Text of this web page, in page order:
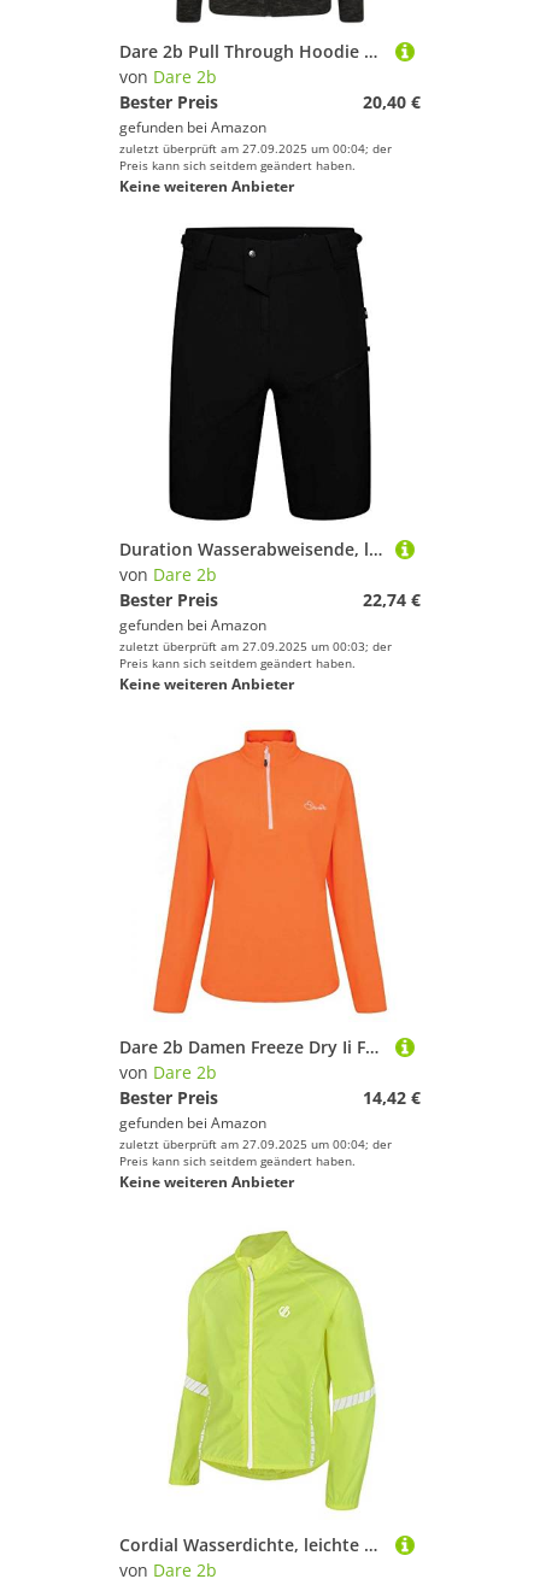
Dare 2b Pull Through Hoodie aus gemischter Baumwolle und durchgehendem Reißverschluss
von Dare 2b
Bester Preis
20,40 €
gefunden bei Amazon
zuletzt überprüft am 27.09.2025 um 00:04; der
Preis kann sich seitdem geändert haben.
Keine weiteren Anbieter
Duration Wasserabweisende, leichte und schnelltrocknende Shorts
von Dare 2b
Bester Preis
22,74 €
gefunden bei Amazon
zuletzt überprüft am 27.09.2025 um 00:03; der
Preis kann sich seitdem geändert haben.
Keine weiteren Anbieter
Dare 2b Damen Freeze Dry Ii FLC Fleece, Vibrant Orange, FR : XS (Taille Fabricant : 8)
von Dare 2b
Bester Preis
14,42 €
gefunden bei Amazon
zuletzt überprüft am 27.09.2025 um 00:04; der
Preis kann sich seitdem geändert haben.
Keine weiteren Anbieter
Cordial Wasserdichte, leichte Shell-Jacke
von Dare 2b